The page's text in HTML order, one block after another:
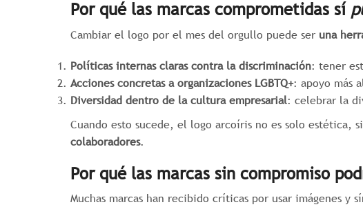
Por qué las marcas comprometidas sí
Cambiar el logo por el mes del orgullo puede ser una
Políticas internas claras contra la discriminación: tener
Acciones concretas a organizaciones LGBTQ+: apoyo más
Diversidad dentro de la cultura empresarial: celebrar la
Cuando esto sucede, el logo arcoíris no es solo estética,
colaboradores.
Por qué las marcas sin compromiso
Muchas marcas han recibido críticas por usar imágenes y